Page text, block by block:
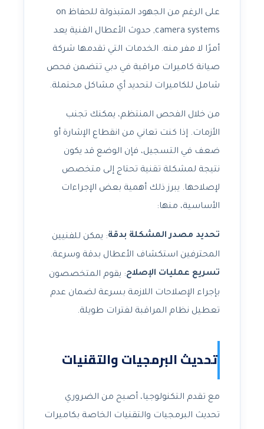
على الرغم من الجهود المتبذولة للحفاظ on
camera systems, حدوث الأعطال الفنية يعد
أمرًا لا مفر منه. الخدمات التي تقدمها شركة
صيانة كاميرات مراقبة في دبي تتضمن فحص
شامل للكاميرات لتحديد أي مشاكل محتملة.
من خلال الفحص المنتظم، يمكنك تجنب
الأزمات. إذا كنت تعاني من انقطاع الإشارة أو
ضعف في التسجيل، فإن الوضع قد يكون
نتيجة لمشكلة تقنية تحتاج إلى متخصص
لإصلاحها. يبرز ذلك أهمية بعض الإجراءات
الأساسية، منها:
تحديد مصدر المشكلة بدقة: يمكن للفنيين
المحترفين استكشاف الأعطال بدقة وسرعة.
تسريع عمليات الإصلاح: يقوم المتخصصون
بإجراء الإصلاحات اللازمة بسرعة لضمان عدم
تعطيل نظام المراقبة لفترات طويلة.
تحديث البرمجيات والتقنيات
مع تقدم التكنولوجيا، أصبح من الضروري
تحديث البرمجيات والتقنيات الخاصة بكاميرات